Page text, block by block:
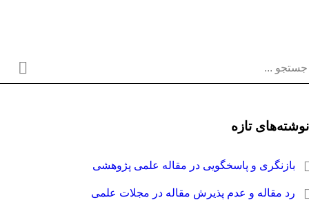
تازه
بازنگری و پاسخگویی در مقاله علمی پژوهشی
رد مقاله و عدم پذیرش مقاله در مجلات علمی